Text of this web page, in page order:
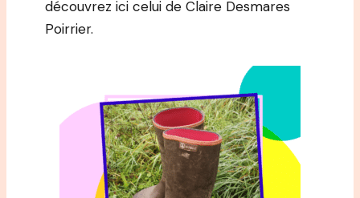
découvrez ici celui de Claire Desmares
Poirrier.